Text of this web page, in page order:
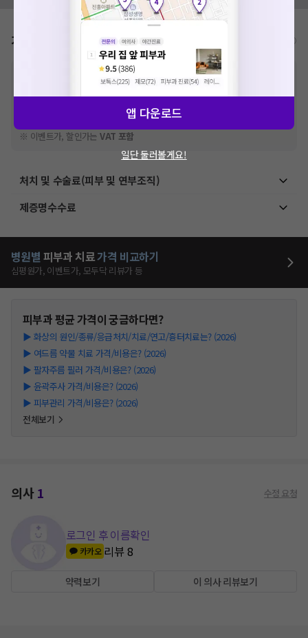
가격표
비급여 항목의 경우,추가비용 등으로 실제 가격과 상이할 수 있으니, 정확
한 가격은 해당 의료기관에 직접 문의해주세요.
※급여 항목의 경우,건강보험심사평가원에 고지되어 있는 급여 진료 기준 가
격입니다. (진료와 연관된 복합적인 비용이 추가되어, 병원마다 금액이 다르게
산정될 수 있는 점 참고 바랍니다.)
※ 이벤트가, 할인가는VAT 포함
처치 및 수술료(피부 및 연부조직)
제증명수수료
병원별 피부과 치료가격 비교하기
심평원가, 이벤트가, 모두닥 리뷰가 등
피부과평균 가격이 궁금하다면?
▶ 화상의 원인/종류/응급처치/치료/연고/흉터치료는? (2026)
▶ 여드름 약물 치료 가격/비용은? (2026)
▶ 팔자주름 필러 가격/비용은? (2026)
▶ 윤곽주사 가격/비용은? (2026)
▶ 피부관리 가격/비용은? (2026)
전체보기
의사1 수정 요청
로그인 후 이름확인
카카오 리뷰8
약력보기 이 의사 리뷰보기
앱 다운로드
일단 둘러볼게요!